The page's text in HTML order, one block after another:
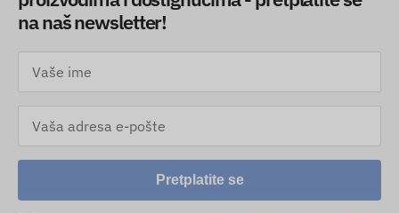
na naš newsletter!
Pretplatite se